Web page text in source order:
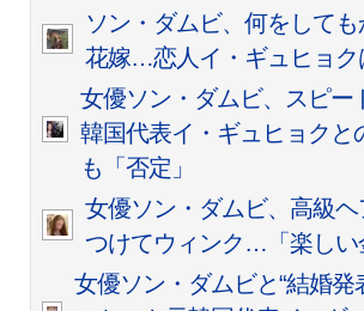
ソン・ダムビ、何をして
花嫁…恋人イ・ギュヒョク
女優ソン・ダムビ、スピー
韓国代表イ・ギュヒョクと
も「否定」
女優ソン・ダムビ、高級
つけてウィンク…「楽しい
女優ソン・ダムビと“結婚発